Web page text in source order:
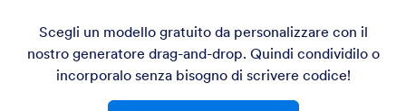
Scegli un modello gratuito da personalizzare con il
nostro generatore drag-and-drop. Quindi condividilo o
incorporalo senza bisogno di scrivere codice!